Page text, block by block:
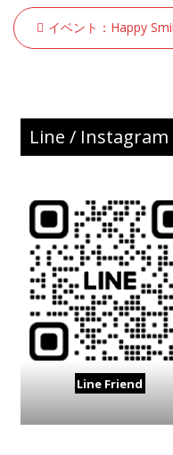
Post
navigation
イベント：Happy
Line / Instagram
Line Friend